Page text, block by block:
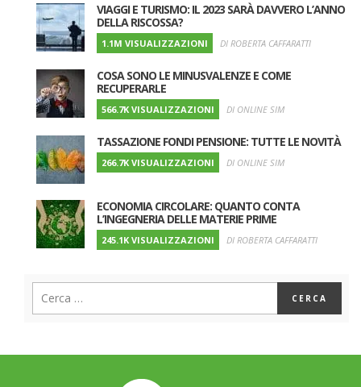
VIAGGI E TURISMO: IL 2023 SARÀ DAVVERO L’ANNO
DELLA RISCOSSA?
1.1M VISUALIZZAZIONI DI ROBERTA CAFFARATTI
COSA SONO LE MINUSVALENZE E COME
RECUPERARLE
566.7K VISUALIZZAZIONI DI ONLINE SIM
TASSAZIONE FONDI PENSIONE: TUTTE LE NOVITÀ
266.7K VISUALIZZAZIONI DI ONLINE SIM
ECONOMIA CIRCOLARE: QUANTO CONTA
L’INGEGNERIA DELLE MATERIE PRIME
245.1K VISUALIZZAZIONI DI ROBERTA CAFFARATTI